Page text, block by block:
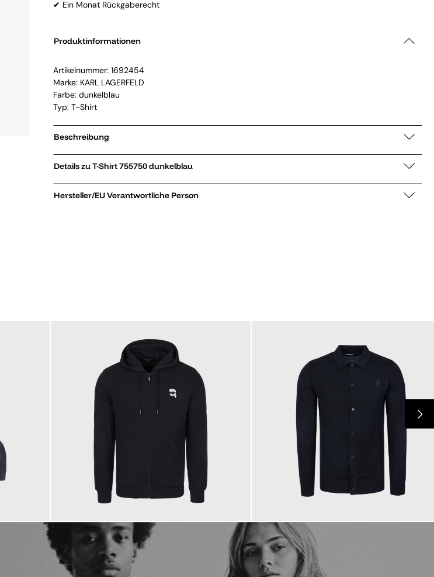
✔ Ein Monat Rückgaberecht
Produktinformationen
Artikelnummer: 1692454
Marke: KARL LAGERFELD
Farbe: dunkelblau
Typ: T-Shirt
Beschreibung
Details zu T-Shirt 755750 dunkelblau
Hersteller/EU Verantwortliche Person
199,00 €